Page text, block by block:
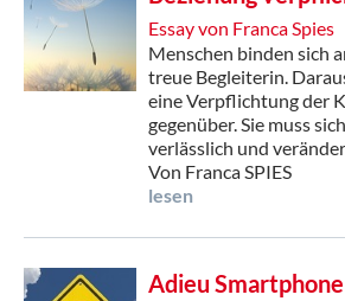
Essay von Franca Spies
Menschen binden sich
treue Begleiterin.
eine Verpflichtung der
gegenüber. Sie muss
verlässlich und
Von Franca SPIES
lesen
Adieu Smartphone